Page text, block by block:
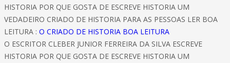
HISTORIA POR QUE GOSTA DE ESCREVE HISTORIA UM
VEDADEIRO CRIADO DE HISTORIA PARA AS PESSOAS LER BOA
LEITURA : O CRIADO DE HISTORIA BOA LEITURA
O ESCRITOR CLEBER JUNIOR FERREIRA DA SILVA ESCREVE
HISTORIA POR QUE GOSTA DE ESCREVE HISTORIA UM